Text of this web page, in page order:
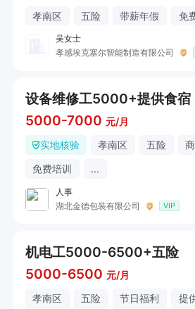
孝南区 五险 带薪年假 免
吴女士
孝感埃克塞尔智能制造有限公司
设备维修工5000+提供食宿
5000-7000 元/月
实地核验 孝南区 五险
免费培训
...
人事
湖北金德包装有限公司
VIP
机电工5000-6500+五险
5000-6500 元/月
孝南区 五险 节日福利 提